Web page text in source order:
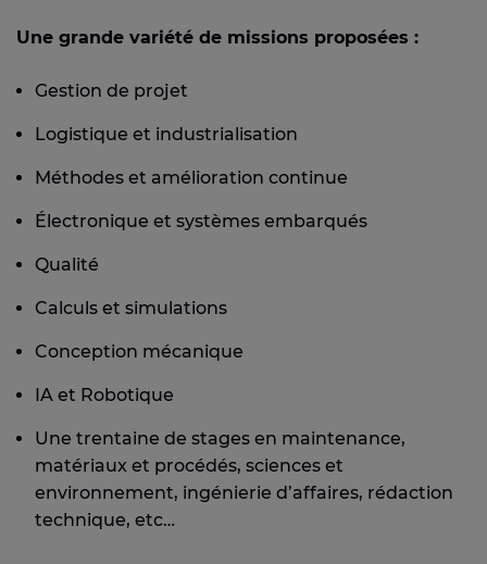
Une grande variété de missions proposées :
Gestion de projet
Logistique et industrialisation
Méthodes et amélioration continue
Électronique et systèmes embarqués
Qualité
Calculs et simulations
Conception mécanique
IA et Robotique
Une trentaine de stages en maintenance,
matériaux et procédés, sciences et
environnement, ingénierie d’affaires, rédaction
technique, etc…